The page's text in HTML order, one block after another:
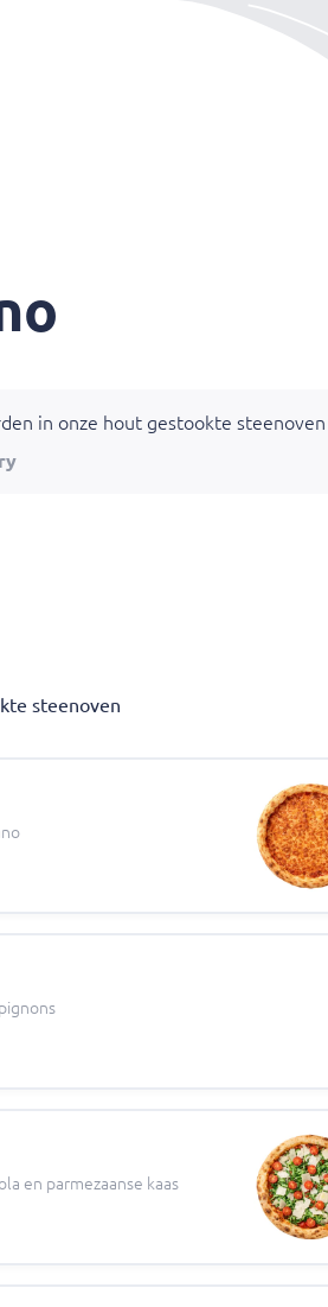
in onze hout gestookte steenoven?!
steenoven
en parmezaanse kaas